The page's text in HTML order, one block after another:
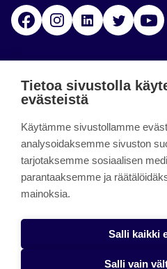
FacebookInstagramLinkedinTwitter
ended on September 11, 2023.
About the site
Käyttöehdot
Saavutettavuusseloste
Alasottoilmoitus
Tietoa sivustolla
evästeistä
Käytämme sivustollamme
analysoidaksemme sivuston
tarjotaksemme sosiaalisen
parantaaksemme ja
mainoksia.
Salli kaikki
Salli vain